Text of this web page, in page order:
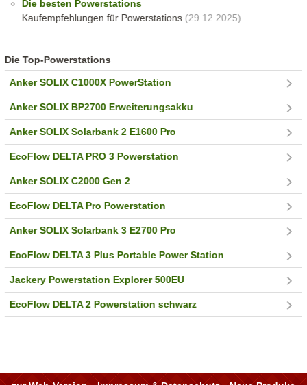
Die besten Powerstations
Kaufempfehlungen für Powerstations(29.12.2025)
Die Top-Powerstations
Anker SOLIX C1000X PowerStation
Anker SOLIX BP2700 Erweiterungsakku
Anker SOLIX Solarbank 2 E1600 Pro
EcoFlow DELTA PRO 3 Powerstation
Anker SOLIX C2000 Gen 2
EcoFlow DELTA Pro Powerstation
Anker SOLIX Solarbank 3 E2700 Pro
EcoFlow DELTA 3 Plus Portable Power Station
Jackery Powerstation Explorer 500EU
EcoFlow DELTA 2 Powerstation schwarz